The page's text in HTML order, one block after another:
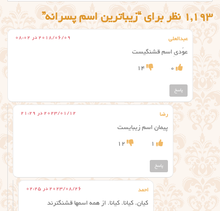
1,193 نظر برای “زیباترین اسم پسرانه”
عبدالعلی 2018/06/09 در 08:02
عوًدیِ اسم قشنگیست
0
14
پاسخ
رضا 2023/01/12 در 21:29
پیمان اسم زیبایست
1
12
پاسخ
احمد 2023/08/26 در 02:25
کیان. کیانا. کیانا. از همه اسمها قشنگترند